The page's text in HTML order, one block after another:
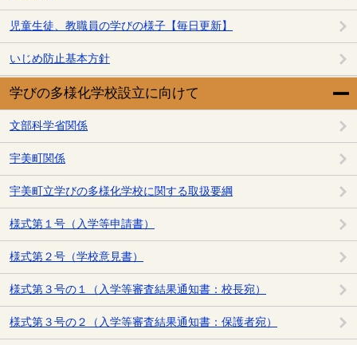
児童生徒、教職員の学びの様子【毎日更新】
いじめ防止基本方針
学びの多様化学校設立に向けて
文部科学省関係
宇美町関係
宇美町立学びの多様化学校に関する取扱要綱
様式第１号（入学等申請書）
様式第２号（学校意見書）
様式第３号の１（入学等審査結果通知書：校長宛）
様式第３号の２（入学等審査結果通知書：保護者宛）